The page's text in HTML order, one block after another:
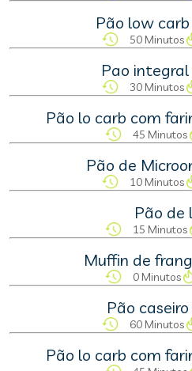
Pão low
50 Minutos
Pao
30 Minutos
Pão lo carb com
45 Minutos
Pão de
10 Minutos
Pão de
15 Minutos
Muffin de
0 Minutos
Pão
60 Minutos
Pão lo carb com